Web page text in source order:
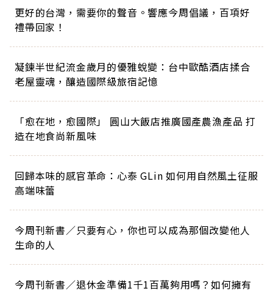
更好的台灣，需要你的聲音。響應今周倡議，百項好
禮帶回家！
凝鍊半世紀流金歲月的優雅蛻變：台中歐酷酒店揉合
老屋靈魂，釀造國際級旅宿記憶
「愈在地，愈國際」 圓山大飯店推廣國產農漁產品 打
造在地食尚新風味
回歸本味的感官革命：心泰 GLin 如何用自然風土征服
高端味蕾
今周刊新書／只要有心，你也可以成為那個改變他人
生命的人
今周刊新書／退休金準備1千1百萬夠用嗎？如何擁有